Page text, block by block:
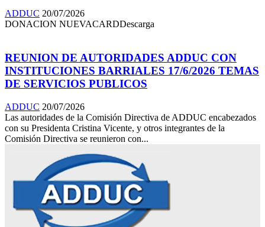
ADDUC 20/07/2026
DONACION NUEVACARDDescarga
REUNION DE AUTORIDADES ADDUC CON
INSTITUCIONES BARRIALES 17/6/2026 TEMAS
DE SERVICIOS PUBLICOS
ADDUC 20/07/2026
Las autoridades de la Comisión Directiva de ADDUC encabezados
con su Presidenta Cristina Vicente, y otros integrantes de la
Comisión Directiva se reunieron con...